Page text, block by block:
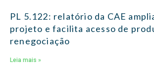
PL 5.122: relatório da CAE
projeto e facilita acesso de
renegociação
Leia mais »